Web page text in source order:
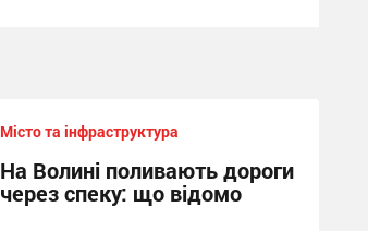
Місто та інфраструктура
На Волині поливають дороги
через спеку: що відомо